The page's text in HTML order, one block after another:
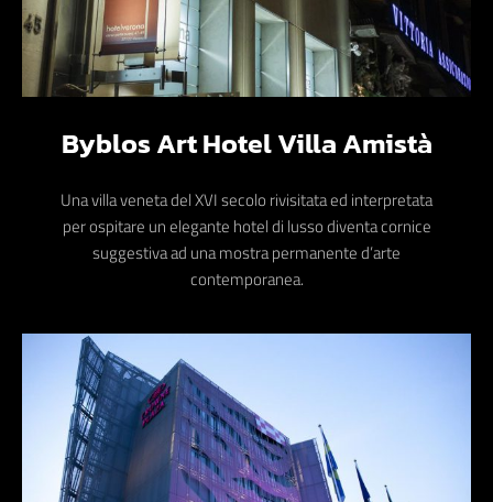
Byblos Art Hotel Villa Amistà
Una villa veneta del XVI secolo rivisitata ed interpretata
per ospitare un elegante hotel di lusso diventa cornice
suggestiva ad una mostra permanente d’arte
contemporanea.